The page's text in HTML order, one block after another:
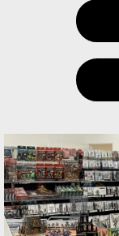
イン軍
ヘッ
めの
[バト
まれの
1点
中核戦
生まれ
主力級
ースで
しや